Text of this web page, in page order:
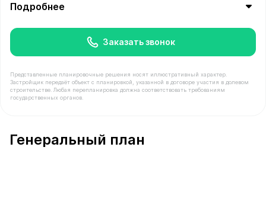
Подробнее
Заказать звонок
Представленные планировочные решения носят иллюстративный характер.
Застройщик передаёт объект с планировкой, указанной в договоре участия в долевом
строительстве. Любая перепланировка должна соответствовать требованиям
государственных органов.
Генеральный план